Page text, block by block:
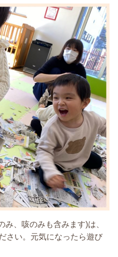
、咳のみも含みます)は、
さい。元気になったら遊び